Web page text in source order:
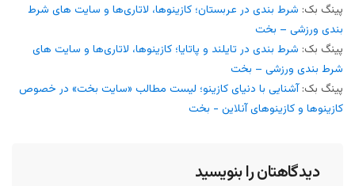
پینگ بک: شرط بندی در عربستان؛ کازینوها، لاتاری‌ها و سایت های شرط
بندی ورزشی – بخت
پینگ بک: شرط بندی در تایلند و پاتایا؛ کازینوها، لاتاری‌ها و سایت های
شرط بندی ورزشی – بخت
پینگ بک:آشنایی با دنیای کازینو؛ لیست مطالب «سایت بخت» در خصوص
کازینوها و کازینوهای آنلاین - بخت
دیدگاهتان را بنویسید